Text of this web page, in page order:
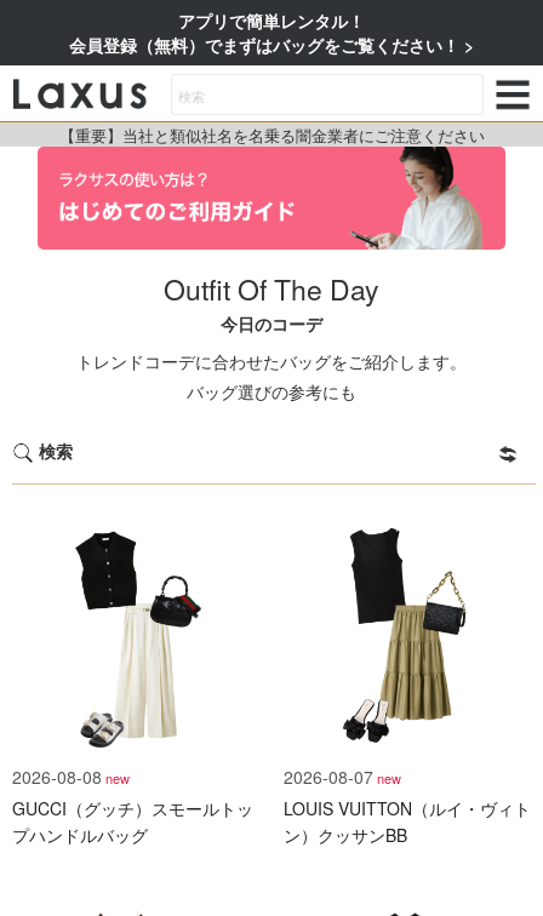
アプリで簡単レンタル！
会員登録（無料）でまずはバッグをご覧ください！
【重要】当社と類似社名を名乗る闇金業者にご注意ください
Outfit Of The Day
今日のコーデ
トレンドコーデに合わせたバッグをご紹介します。
バッグ選びの参考にも
検索
2026-08-08 new
GUCCI（グッチ）スモールトッ
プハンドルバッグ
2026-08-07new
LOUIS VUITTON（ルイ・ヴィト
ン）クッサンBB